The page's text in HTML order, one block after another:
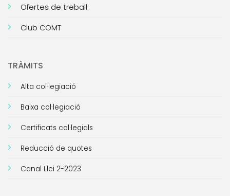
Ofertes de treball
Club COMT
TRÀMITS
Alta col·legiació
Baixa col·legiació
Certificats col·legials
Reducció de quotes
Canal Llei 2-2023